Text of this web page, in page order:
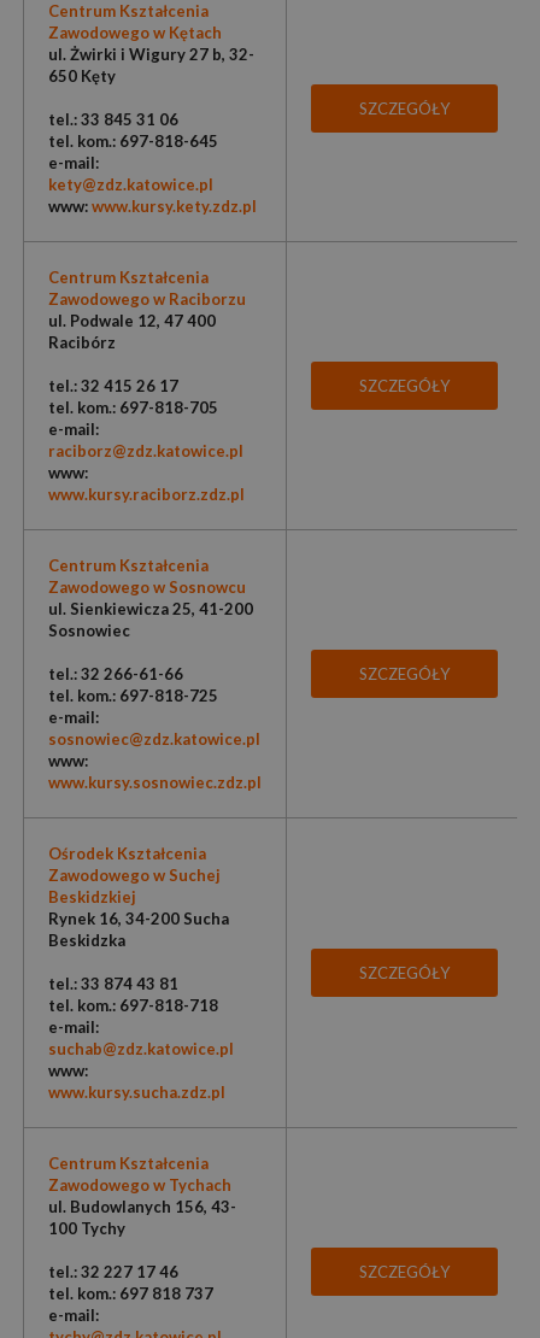
Centrum Kształcenia
Zawodowego w Kętach
ul. Żwirki i Wigury 27 b, 32-
650 Kęty
tel.: 33 845 31 06
tel. kom.: 697-818-645
e-mail:
kety@zdz.katowice.pl
www:www.kursy.kety.zdz.pl
SZCZEGÓŁY
Centrum Kształcenia
Zawodowego w Raciborzu
ul. Podwale 12, 47 400
Racibórz
tel.: 32 415 26 17
tel. kom.: 697-818-705
e-mail:
raciborz@zdz.katowice.pl
www:
www.kursy.raciborz.zdz.pl
SZCZEGÓŁY
Centrum Kształcenia
Zawodowego w Sosnowcu
ul. Sienkiewicza 25, 41-200
Sosnowiec
tel.: 32 266-61-66
tel. kom.: 697-818-725
e-mail:
sosnowiec@zdz.katowice.pl
www:
www.kursy.sosnowiec.zdz.pl
SZCZEGÓŁY
Ośrodek Kształcenia
Zawodowego w Suchej
Beskidzkiej
Rynek 16, 34-200 Sucha
Beskidzka
tel.: 33 874 43 81
tel. kom.: 697-818-718
e-mail:
suchab@zdz.katowice.pl
www:
www.kursy.sucha.zdz.pl
SZCZEGÓŁY
Centrum Kształcenia
Zawodowego w Tychach
ul. Budowlanych 156, 43-
100 Tychy
tel.: 32 227 17 46
tel. kom.: 697 818 737
e-mail:
SZCZEGÓŁY